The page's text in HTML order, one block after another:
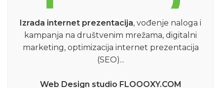
Izrada internet prezentacija, vođenje naloga i
kampanja na društvenim mrežama, digitalni
marketing, optimizacija internet prezentacija
(SEO)...
Web Design studio FLOOOXY.COM